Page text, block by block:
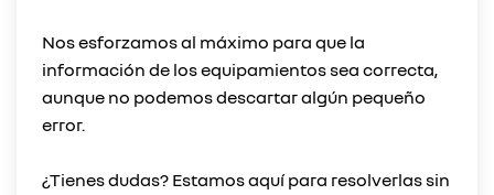
Nos esforzamos al máximo para que la
información de los equipamientos sea correcta,
aunque no podemos descartar algún pequeño
error.
¿Tienes dudas? Estamos aquí para resolverlas sin